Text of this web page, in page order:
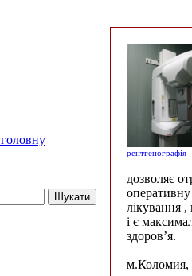
рентгенографія
дозволяє
лікування ,
і є
здоров’я.
м.Коломия,